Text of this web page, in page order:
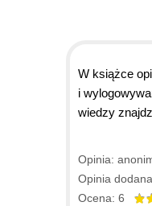
W książce
i
wiedzy
Opinia:
Opinia
Ocena: 6